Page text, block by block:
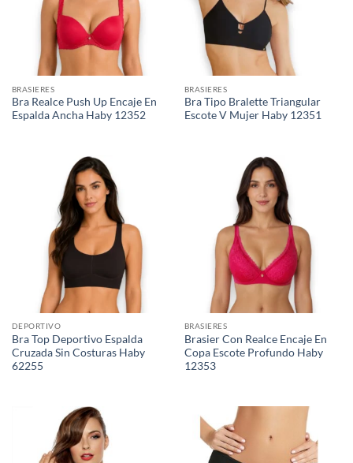
BRASIERES
Bra Realce Push Up Encaje En
Espalda Ancha Haby 12352
BRASIERES
Bra Tipo Bralette Triangular
Escote V Mujer Haby 12351
DEPORTIVO
Bra Top Deportivo Espalda
Cruzada Sin Costuras Haby
62255
BRASIERES
Brasier Con Realce Encaje En
Copa Escote Profundo Haby
12353